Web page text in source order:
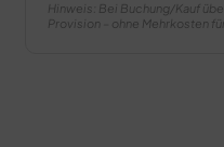
Hinweis: Bei Buchung/Kauf
Provision – ohne Mehrkosten